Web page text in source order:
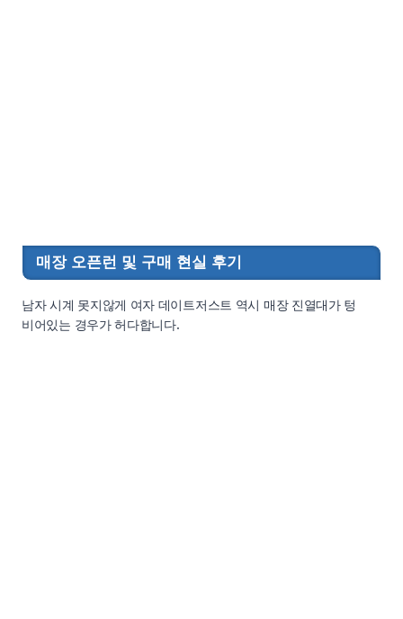
매장 오픈런 및 구매 현실 후기
남자 시계 못지않게 여자 데이트저스트 역시 매장 진열대가 텅
비어있는 경우가 허다합니다.